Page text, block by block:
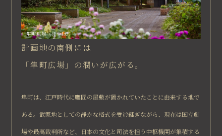
隼町広場（徒歩1分）
計画地の南側には
「隼町広場」の潤いが広がる。
隼町は、江戸時代に鷹匠の屋敷が置かれていたことに由来する地で
ある。武家地としての静かな格式を受け継ぎながら、現在は国立劇
場や最高裁判所など、日本の文化と司法を担う中枢機関が集積する